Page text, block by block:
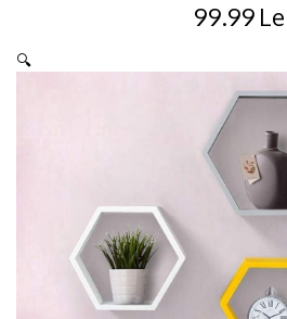
was:
99.99
is:
🔍